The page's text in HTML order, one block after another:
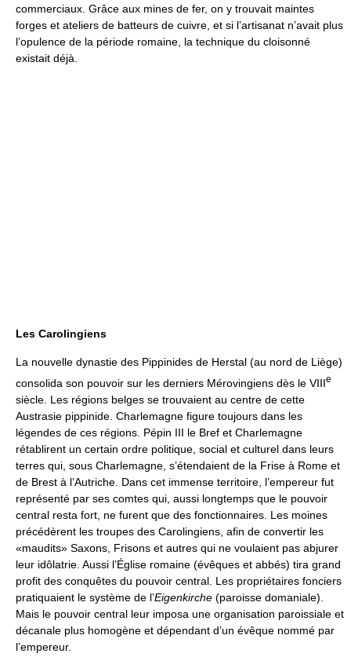
commerciaux. Grâce aux mines de fer, on y trouvait maintes
forges et ateliers de batteurs de cuivre, et si l’artisanat n’avait plus
l’opulence de la période romaine, la technique du cloisonné
existait déjà.
Les Carolingiens
La nouvelle dynastie des Pippinides de Herstal (au nord de Liège)
consolida son pouvoir sur les derniers Mérovingiens dès le VIIIe
siècle. Les régions belges se trouvaient au centre de cette
Austrasie pippinide. Charlemagne figure toujours dans les
légendes de ces régions. Pépin III le Bref et Charlemagne
rétablirent un certain ordre politique, social et culturel dans leurs
terres qui, sous Charlemagne, s’étendaient de la Frise à Rome et
de Brest à l’Autriche. Dans cet immense territoire, l’empereur fut
représenté par ses comtes qui, aussi longtemps que le pouvoir
central resta fort, ne furent que des fonctionnaires. Les moines
précédèrent les troupes des Carolingiens, afin de convertir les
«maudits» Saxons, Frisons et autres qui ne voulaient pas abjurer
leur idôlatrie. Aussi l’Église romaine (évêques et abbés) tira grand
profit des conquêtes du pouvoir central. Les propriétaires fonciers
pratiquaient le système de l’Eigenkirche (paroisse domaniale).
Mais le pouvoir central leur imposa une organisation paroissiale et
décanale plus homogène et dépendant d’un évêque nommé par
l’empereur.